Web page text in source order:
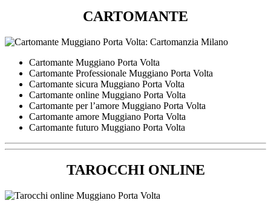
CARTOMANTE
Cartomante Muggiano Porta Volta
Cartomante Professionale Muggiano Porta Volta
Cartomante sicura Muggiano Porta Volta
Cartomante online Muggiano Porta Volta
Cartomante per l’amore Muggiano Porta Volta
Cartomante amore Muggiano Porta Volta
Cartomante futuro Muggiano Porta Volta
TAROCCHI ONLINE